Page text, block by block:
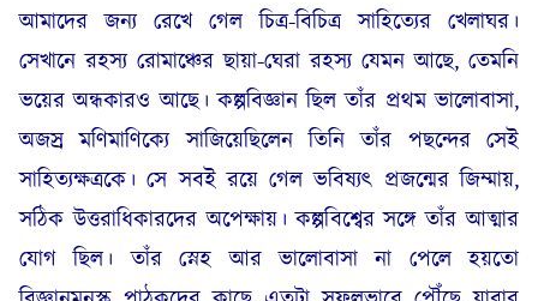
আমাদের জন্য রেখে গেল চিত্র-বিচিত্র সাহিত্যের খেলাঘর।
সেখানে রহস্য রোমাঞ্চের ছায়া-ঘেরা রহস্য যেমন আছে, তেমনি
ভয়ের অন্ধকারও আছে। কল্পবিজ্ঞান ছিল তাঁর প্রথম ভালোবাসা,
অজস্র মণিমাণিক্যে সাজিয়েছিলেন তিনি তাঁর পছন্দের সেই
সাহিত্যক্ষত্রকে। সে সবই রয়ে গেল ভবিষ্যৎ প্রজন্মের জিম্মায়,
সঠিক উত্তরাধিকারদের অপেক্ষায়। কল্পবিশ্বের সঙ্গে তাঁর আত্মার
যোগ ছিল। তাঁর স্নেহ আর ভালোবাসা না পেলে হয়তো